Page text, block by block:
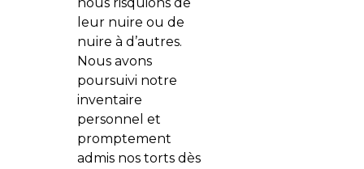
nous risquions de
leur nuire ou de
nuire à d’autres.
Nous avons
poursuivi notre
inventaire
personnel et
promptement
admis nos torts dès